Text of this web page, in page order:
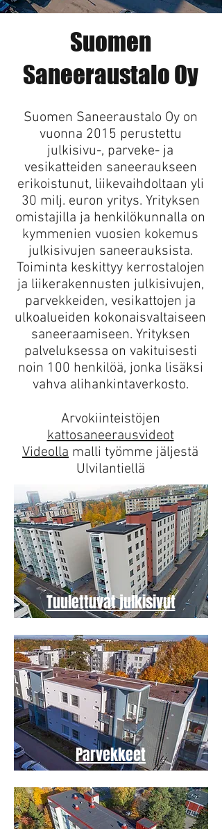
Suomen
Saneeraustalo Oy
Suomen Saneeraustalo Oy on
vuonna 2015 perustettu
julkisivu-, parveke- ja
vesikatteiden saneeraukseen
erikoistunut, liikevaihdoltaan yli
30 milj. euron yritys. Yrityksen
omistajilla ja henkilökunnalla on
kymmenien vuosien kokemus
julkisivujen saneerauksista.
Toiminta keskittyy kerrostalojen
ja liikerakennusten julkisivujen,
parvekkeiden, vesikattojen ja
ulkoalueiden kokonaisvaltaiseen
saneeraamiseen. Yrityksen
palveluksessa on vakituisesti
noin 100 henkilöä, jonka lisäksi
vahva alihankintaverkosto.
Arvokiinteistöjen
kattosaneerausvideot
Videolla malli työmme jäljestä
Ulvilantiellä
Tuulettuvat julkisivut
Parvekkeet